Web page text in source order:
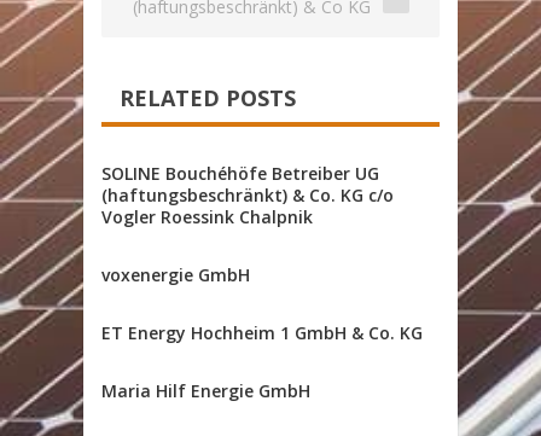
(haftungsbeschränkt) & Co KG
RELATED POSTS
SOLINE Bouchéhöfe Betreiber UG
(haftungsbeschränkt) & Co. KG c/o
Vogler Roessink Chalpnik
voxenergie GmbH
ET Energy Hochheim 1 GmbH & Co. KG
Maria Hilf Energie GmbH